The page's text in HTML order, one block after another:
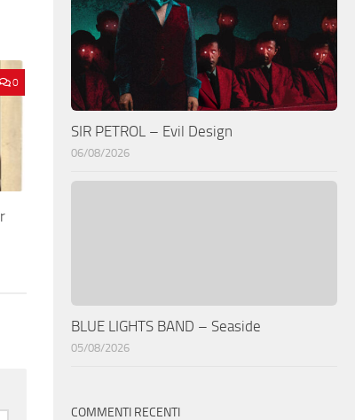
0
SIR PETROL – Evil Design
06/08/2026
BLUE LIGHTS BAND – Seaside
05/08/2026
COMMENTI RECENTI